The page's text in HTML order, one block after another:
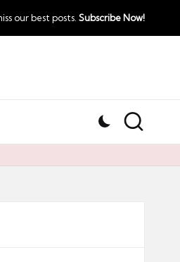
our best posts. Subscribe Now!